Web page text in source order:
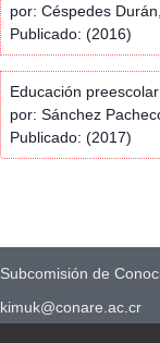
por: Céspedes
Publicado: (2016)
Educación
por: Sánchez
Publicado: (2017)
Subcomisión de
kimuk@conare.ac.cr